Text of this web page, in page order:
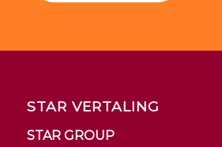
STAR VERTALING
STAR GROUP